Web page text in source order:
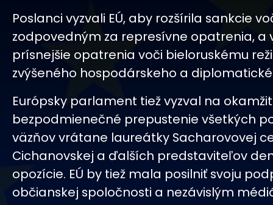
Poslanci vyzvali EÚ, aby rozšírila sankcie
zodpovedným za represívne opatrenia, a
prísnejšie opatrenia voči bieloruskému
zvýšeného hospodárskeho a
Európsky parlament tiež vyzval na
bezpodmienečné prepustenie všetkých
väzňov vrátane laureátky Sacharovovej
Cichanovskej a ďalších predstaviteľov
opozície. EÚ by tiež mala posilniť svoju
občianskej spoločnosti a nezávislým